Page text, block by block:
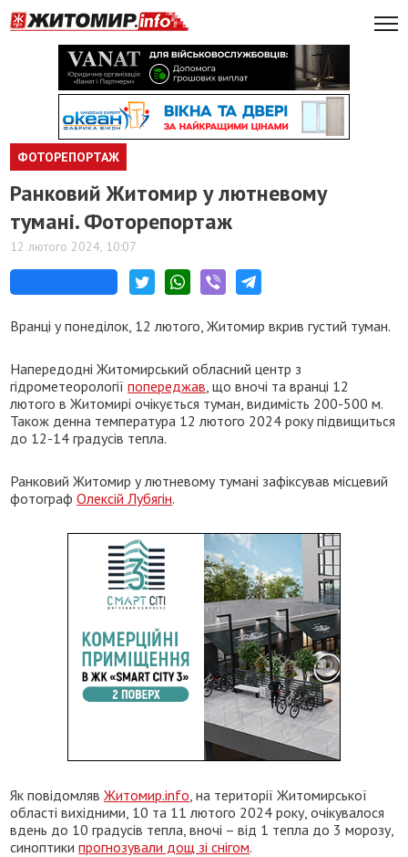
ФОТОРЕПОРТАЖ
Ранковий Житомир у лютневому
тумані. Фоторепортаж
12 лютого 2024, 10:07
Вранці у понеділок, 12 лютого, Житомир вкрив густий туман.
Напередодні Житомирський обласний центр з
гідрометеорологіїпопереджав, що вночі та вранці 12
лютого в Житомирі очікується туман, видимість 200-500 м.
Також денна температура 12 лютого 2024 року підвищиться
до 12-14 градусів тепла.
Ранковий Житомир у лютневому тумані зафіксував місцевий
фотографОлексій Лубягін.
Як повідомлявЖитомир.info, на території Житомирської
області вихідними, 10 та 11 лютого 2024 року, очікувалося
вдень до 10 градусів тепла, вночі – від 1 тепла до 3 морозу,
синоптикипрогнозували дощ зі снігом.